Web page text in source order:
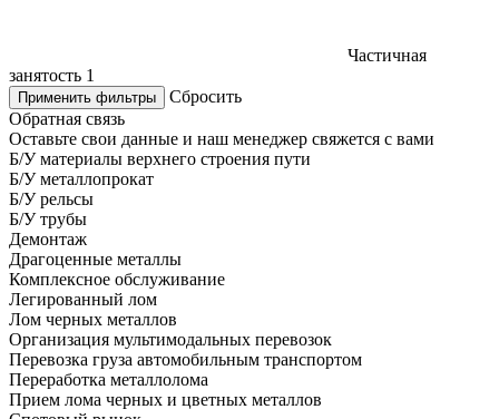
Частичная
занятость 1
Применить фильтры
Сбросить
Обратная связь
Оставьте свои данные и наш менеджер свяжется с вами
Б/У материалы верхнего строения пути
Б/У металлопрокат
Б/У рельсы
Б/У трубы
Демонтаж
Драгоценные металлы
Комплексное обслуживание
Легированный лом
Лом черных металлов
Организация мультимодальных перевозок
Перевозка груза автомобильным транспортом
Переработка металлолома
Прием лома черных и цветных металлов